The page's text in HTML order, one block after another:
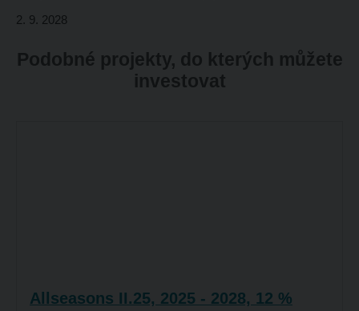
2. 9. 2028
Podobné projekty, do kterých můžete
investovat
Allseasons II.25, 2025 - 2028, 12 %